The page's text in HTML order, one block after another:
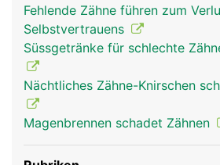
Fehlende Zähne führen zum
Selbstvertrauens
Süssgetränke für schlechte
Nächtliches Zähne-Knirschen
Magenbrennen schadet Zähnen